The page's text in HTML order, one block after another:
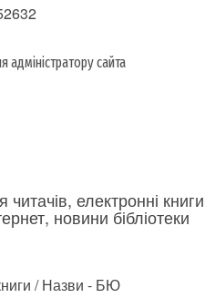
адміністратору сайта
читачів, електронні
новини бібліотеки
/ Назви - БЮ